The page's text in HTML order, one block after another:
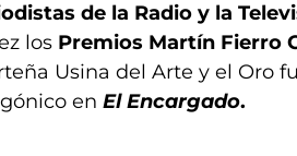
de la Radio y la
los Premios Martín Fierro
Usina del Arte y el Oro
en El Encargado.